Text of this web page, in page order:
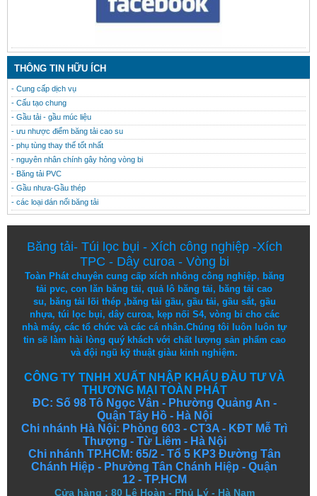
THÔNG TIN HỮU ÍCH
- Cung cấp dịch vụ
- Cấu tạo chung
- Gầu tải - gầu múc liệu
- ưu nhược điểm băng tải cao su
- phụ tùng thay thế tốt nhất
- nguyên nhân chính gây hỏng vòng bi
- Băng tải PVC
- Gầu nhưa-Gầu thép
- các loại dán nối băng tải
Băng tải- Túi lọc bụi - Xích công nghiệp-Xích
TPC - Dây curoa- Vòng bi
Toàn Phát chuyên cung cấp xích nhông công nghiệp, băng
tải pvc,con lăn băng tải,quả lô băng tải, băng tải cao
su, băng tải lõi thép, băng tải gầu, gầu tải, gầu sắt, gầu
nhựa, túi lọc bụi, dây curoa, kẹp nối S4, vòng bi cho các
nhà máy, các tổ chức và các cá nhân.Chúng tôi luôn luôn tự
tin sẽ làm hài lòng quý khách với chất lượng sảnphẩm cao
vàđội ngũ kỹ thuậtgiàu kinh nghiệm.
CÔNG TY TNHH XUẤT NHẬP KHẨU ĐẦU TƯ VÀ
THƯƠNG MẠI TOÀN PHÁT
ĐC: Số 98 Tô Ngọc Vân - Phường Quảng An -
Quận Tây Hồ - Hà Nội
Chi nhánh Hà Nội: Phòng 603 - CT3A - KĐT Mễ Trì
Thượng - Từ Liêm - Hà Nội
Chi nhánh TP.HCM: 65/2 - Tổ 5 KP3 Đường Tân
Chánh Hiệp - Phường Tân Chánh Hiệp - Quận
12 - TP.HCM
Cửa hàng : 80 Lê Hoàn - Phủ Lý - Hà Nam